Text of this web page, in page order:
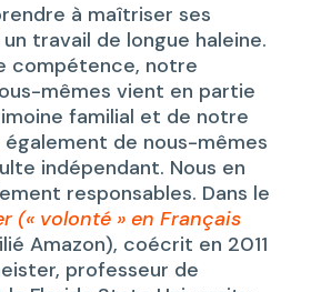
à maîtriser ses
travail de longue haleine.
compétence, notre
mêmes vient en partie
familial et de notre
de nous-mêmes
indépendant. Nous en
responsables. Dans le
(« volonté » en Français
Amazon), coécrit en 2011
professeur de